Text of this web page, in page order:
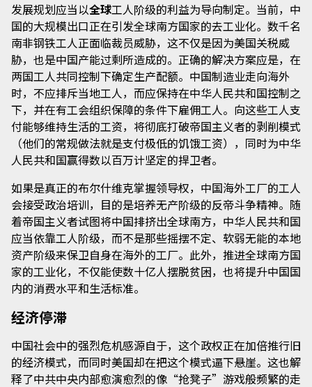
发展规划应当以全球工人阶级的利益为导向制定。当前，中
国的大规模出口正在引发全球南方国家的去工业化。数千名
南非钢铁工人正面临裁员威胁，这不仅是因为美国关税威
胁，也是中国产能过剩所造成的。正确的解决方案应是，在
两国工人共同控制下确定生产配额。中国制造业走向海外
时，不应排斥当地工人，而应保持在中华人民共和国控制之
下，并在有工会组织保障的条件下雇佣工人。向这些工人支
付能够维持生活的工资，将彻底打破帝国主义者的剥削模式
（他们的常规做法就是支付极低的饥饿工资），同时为中华
人民共和国赢得数以百万计坚定的捍卫者。
如果是真正的布尔什维克掌握领导权，中国海外工厂的工人
会接受政治培训，目的是培养无产阶级的反帝斗争精神。随
着帝国主义者试图将中国排挤出全球南方，中华人民共和国
应当依靠工人阶级，而不是那些摇摆不定、软弱无能的本地
资产阶级来保卫自身在海外的工厂。此外，推进全球南方国
家的工业化，不仅能使数十亿人摆脱贫困，也将提升中国国
内的消费水平和生活标准。
经济停滞
中国社会中的强烈危机感源自于，这个政权正在加倍推行旧
的经济模式，而同时美国却在把这个模式逼下悬崖。这也解
释了中共中央内部愈演愈烈的像“抢凳子”游戏般频繁的走